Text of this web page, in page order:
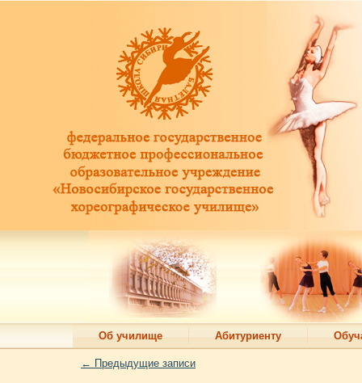
Об училище Абитуриенту
← Предыдущие записи